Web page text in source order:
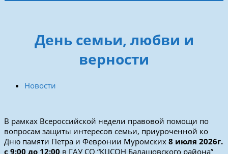
День семьи, любви и
верности
Новости
В рамках Всероссийской недели правовой помощи по
вопросам защиты интересов семьи, приуроченной ко
Дню памяти Петра и Февронии Муромских 8 июля 2026г.
с 9:00 до 12:00 в ГАУ СО “КЦСОН Балашовского района”